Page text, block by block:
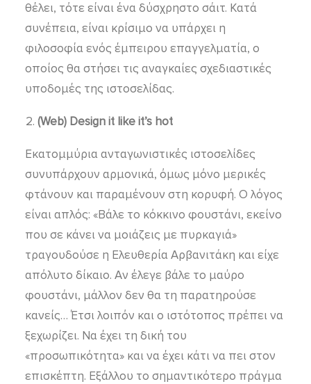
θέλει, τότε είναι ένα δύσχρηστο σάιτ. Κατά
συνέπεια, είναι κρίσιμο να υπάρχει η
φιλοσοφία ενός έμπειρου επαγγελματία, ο
οποίος θα στήσει τις αναγκαίες σχεδιαστικές
υποδομές της ιστοσελίδας.
(Web) Design it like it’s hot
Εκατομμύρια ανταγωνιστικές ιστοσελίδες
συνυπάρχουν αρμονικά, όμως μόνο μερικές
φτάνουν και παραμένουν στη κορυφή. Ο λόγος
είναι απλός: «Βάλε το κόκκινο φουστάνι, εκείνο
που σε κάνει να μοιάζεις με πυρκαγιά»
τραγουδούσε η Ελευθερία Αρβανιτάκη και είχε
απόλυτο δίκαιο. Αν έλεγε βάλε το μαύρο
φουστάνι, μάλλον δεν θα τη παρατηρούσε
κανείς… Έτσι λοιπόν και ο ιστότοπος πρέπει να
ξεχωρίζει. Να έχει τη δική του
«προσωπικότητα» και να έχει κάτι να πει στον
επισκέπτη. Εξάλλου το σημαντικότερο πράγμα